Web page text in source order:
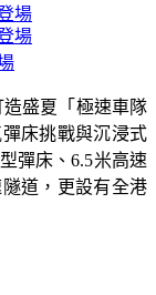
造盛夏「極速車隊
床挑戰與沉浸式
彈床、6.5米高速
道，更設有全港